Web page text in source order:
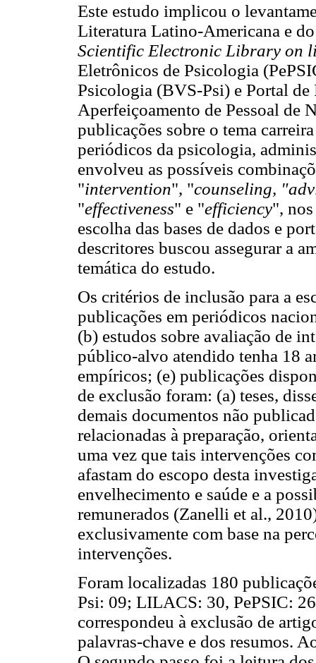
Este estudo implicou o
Literatura Latino-Americana e
Scientific Electronic Library on
Eletrônicos de Psicologia
Psicologia (BVS-Psi) e Portal de
Aperfeiçoamento de Pessoal de
publicações sobre o tema
periódicos da psicologia,
envolveu as possíveis
"intervention", "counseling,
"effectiveness" e "efficiency",
escolha das bases de dados e
descritores buscou assegurar a
temática do estudo.
Os critérios de inclusão para a
publicações em periódicos
(b) estudos sobre avaliação de
público-alvo atendido tenha 18
empíricos; (e) publicações
de exclusão foram: (a) teses,
demais documentos não
relacionadas à preparação,
uma vez que tais intervenções
afastam do escopo desta
envelhecimento e saúde e a
remunerados (Zanelli et al.,
exclusivamente com base na
intervenções.
Foram localizadas 180
Psi: 09; LILACS: 30, PePSIC:
correspondeu à exclusão de
palavras-chave e dos resumos.